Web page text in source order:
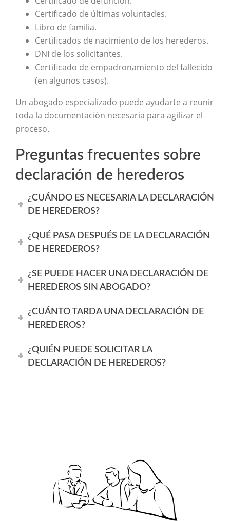
Certificado de últimas voluntades.
Libro de familia.
Certificados de nacimiento de los herederos.
DNI de los solicitantes.
Certificado de empadronamiento del fallecido
(en algunos casos).
Un abogado especializado puede ayudarte a reunir
toda la documentación necesaria para agilizar el
proceso.
Preguntas frecuentes sobre
declaración de herederos
¿CUÁNDO ES NECESARIA LA DECLARACIÓN
DE HEREDEROS?
¿QUÉ PASA DESPUÉS DE LA DECLARACIÓN
DE HEREDEROS?
¿SE PUEDE HACER UNA DECLARACIÓN DE
HEREDEROS SIN ABOGADO?
¿CUÁNTO TARDA UNA DECLARACIÓN DE
HEREDEROS?
¿QUIÉN PUEDE SOLICITAR LA
DECLARACIÓN DE HEREDEROS?